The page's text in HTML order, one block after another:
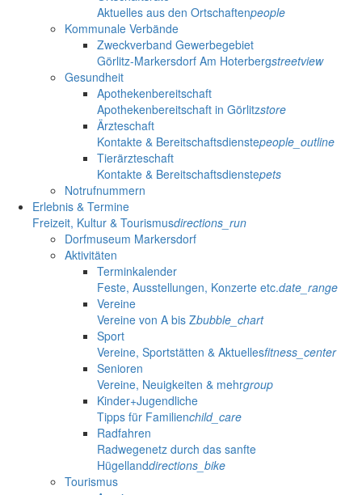
Aktuelles aus den Ortschaftenpeople
Kommunale Verbände
Zweckverband Gewerbegebiet
Görlitz-Markersdorf Am Hoterbergstreetview
Gesundheit
Apothekenbereitschaft
Apothekenbereitschaft in Görlitzstore
Ärzteschaft
Kontakte & Bereitschaftsdienstepeople_outline
Tierärzteschaft
Kontakte & Bereitschaftsdienstepets
Notrufnummern
Erlebnis & Termine
Freizeit, Kultur & Tourismusdirections_run
Dorfmuseum Markersdorf
Aktivitäten
Terminkalender
Feste, Ausstellungen, Konzerte etc.date_range
Vereine
Vereine von A bis Zbubble_chart
Sport
Vereine, Sportstätten & Aktuellesfitness_center
Senioren
Vereine, Neuigkeiten & mehrgroup
Kinder+Jugendliche
Tipps für Familienchild_care
Radfahren
Radwegenetz durch das sanfte
Hügellanddirections_bike
Tourismus